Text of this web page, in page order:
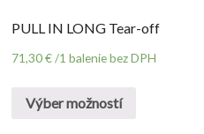
PULL IN LONG Tear-off
71,30€ /1 balenie bez DPH
Výber možností